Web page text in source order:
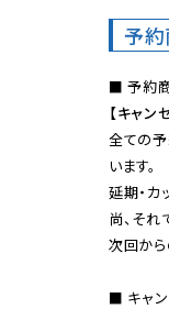
予
【キャ
全ての
います。
延期・カ
尚、そ
次回から
■ キャン